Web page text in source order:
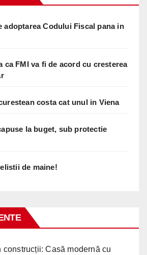
adoptarea Codului Fiscal pana in
ca FMI va fi de acord cu cresterea
costa cat unul in Viena
la buget, sub protectie
de maine!
construcții: Casă modernă cu